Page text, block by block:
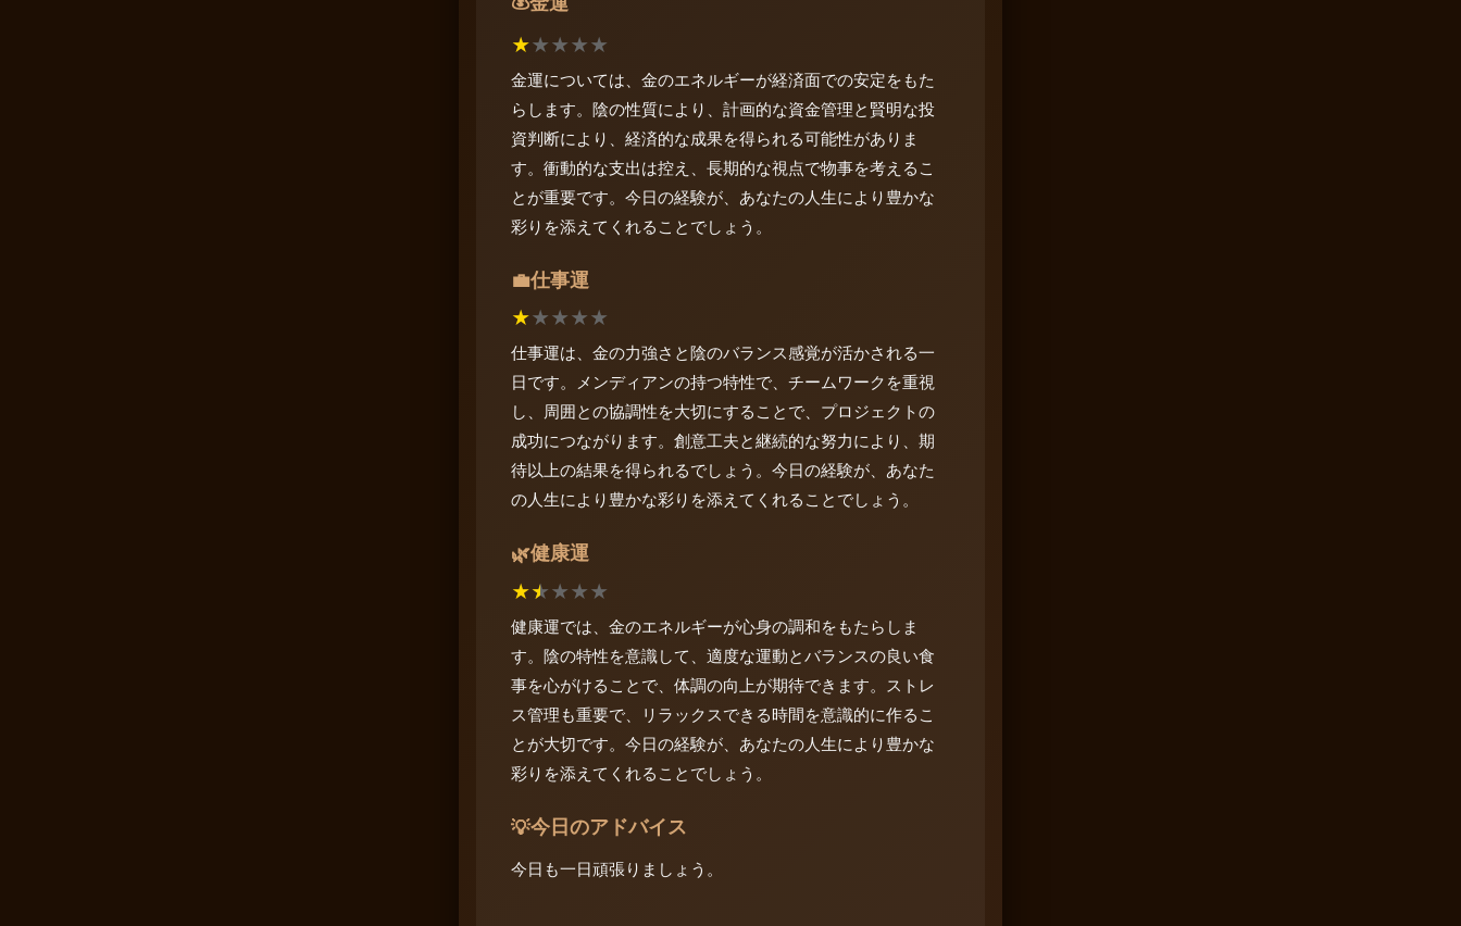
★★★★★
金運については、金のエネルギーが経済面での安定をもた
らします。陰の性質により、計画的な資金管理と賢明な投
資判断により、経済的な成果を得られる可能性がありま
す。衝動的な支出は控え、長期的な視点で物事を考えるこ
とが重要です。今日の経験が、あなたの人生により豊かな
彩りを添えてくれることでしょう。
💼仕事運
★★★★★
仕事運は、金の力強さと陰のバランス感覚が活かされる一
日です。メンディアンの持つ特性で、チームワークを重視
し、周囲との協調性を大切にすることで、プロジェクトの
成功につながります。創意工夫と継続的な努力により、期
待以上の結果を得られるでしょう。今日の経験が、あなた
の人生により豊かな彩りを添えてくれることでしょう。
🌿健康運
★★★★★
健康運では、金のエネルギーが心身の調和をもたらしま
す。陰の特性を意識して、適度な運動とバランスの良い食
事を心がけることで、体調の向上が期待できます。ストレ
ス管理も重要で、リラックスできる時間を意識的に作るこ
とが大切です。今日の経験が、あなたの人生により豊かな
彩りを添えてくれることでしょう。
💡今日のアドバイス
今日も一日頑張りましょう。